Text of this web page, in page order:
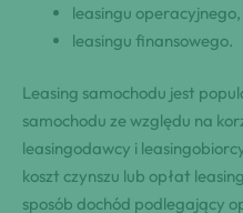
leasingu operacyjnego,
leasingu finansowego.
Leasing samochodu jest
samochodu ze względu na
leasingodawcy i
koszt czynszu lub opłat
sposób dochód podlegający